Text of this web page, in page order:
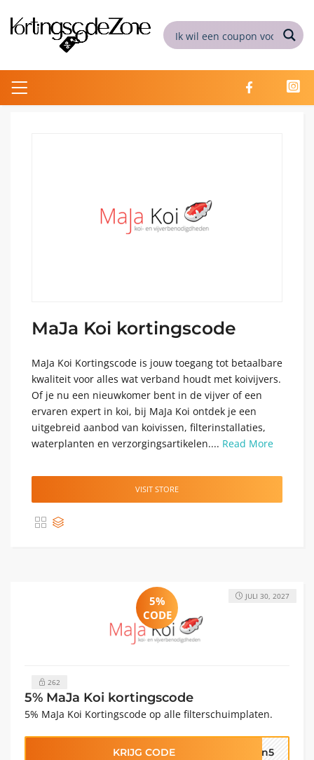
MaJa Koi kortingscode
MaJa Koi Kortingscode is jouw toegang tot betaalbare
kwaliteit voor alles wat verband houdt met koivijvers.
Of je nu een nieuwkomer bent in de vijver of een
ervaren expert in koi, bij MaJa Koi ontdek je een
uitgebreid aanbod van koivissen, filterinstallaties,
waterplanten en verzorgingsartikelen.... Read More
VISIT STORE
5%
CODE
262
5% MaJa Koi kortingscode
5% MaJa Koi Kortingscode op alle filterschuimplaten.
JULI 30, 2027
KRIJG CODE en5